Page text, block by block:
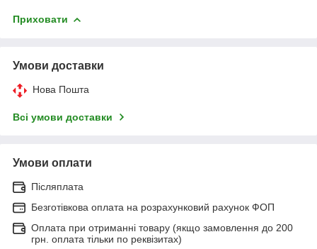
Приховати
Умови доставки
Нова Пошта
Всі умови доставки
Умови оплати
Післяплата
Безготівкова оплата на розрахунковий рахунок ФОП
Оплата при отриманні товару (якщо замовлення до 200
грн. оплата тільки по реквізитах)